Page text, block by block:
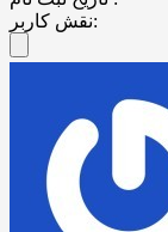
نقش کاربر: